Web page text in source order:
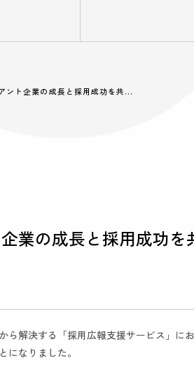
ント企業の成長と採用成功を共…
業の成長と採用成功
ら解決する「採用広報支援サービス」に
になりました。